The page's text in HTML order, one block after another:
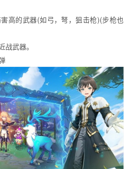
高的武器(如弓，弩，狙击枪)(步枪也
武器。